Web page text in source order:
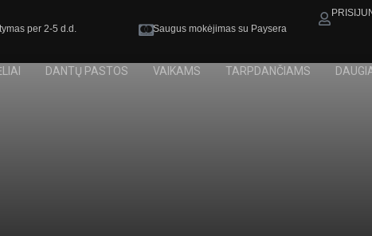
per 2-5 d.d. Saugus mokėjimas su Paysera
DANTŲ PASTOS VAIKAMS TARPDANČIAMS